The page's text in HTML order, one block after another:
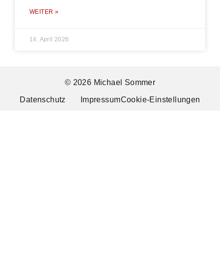
WEITER »
14. April 2026
© 2026 Michael Sommer
Datenschutz ImpressumCookie-Einstellungen